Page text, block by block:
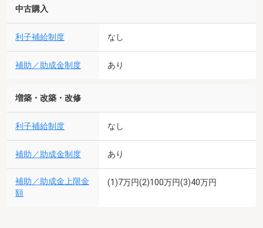
中古購入
利子補給制度 なし
補助／助成金制度 あり
増築・改築・改修
利子補給制度 なし
補助／助成金制度 あり
補助／助成金上限金
額
(1)7万円(2)100万円(3)40万円